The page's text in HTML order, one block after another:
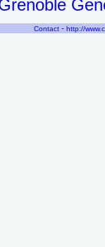
Contact - http://